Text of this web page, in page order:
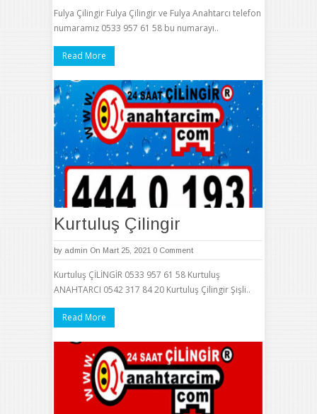
Fulya Çilingir Fulya Çilingir ve Fulya Anahtarcı telefon
numaramız 0533 957 61 58 bu numarayı..
Read More
Kurtuluş Çilingir
by admin On Mart 25, 2021 0 Comment
Kurtuluş ÇİLİNGİR 0533 957 61 58 Kurtuluş
ANAHTARCI 0542 317 84 20 Kurtuluş Çilingir Şişli..
Read More